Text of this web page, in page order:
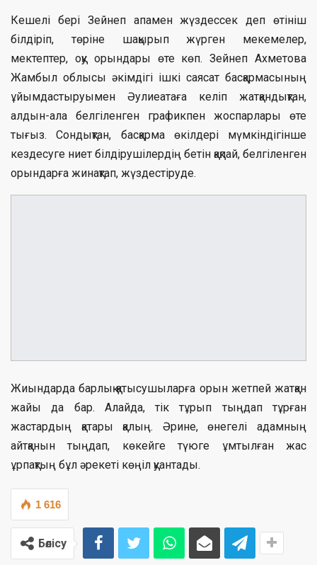
Кешелі бері Зейнеп апамен жүздессек деп өтініш
білдіріп, төріне шақырып жүрген мекемелер,
мектептер, оқу орындары өте көп. Зейнеп Ахметова
Жамбыл облысы әкімдігі ішкі саясат басқармасының
ұйымдастыруымен Әулиеатаға келіп жатқандықтан,
алдын-ала белгіленген графикпен жоспарлары өте
тығыз. Сондықтан, басқарма өкілдері мүмкіндігінше
кездесуге ниет білдірушілердің бетін қақпай, белгіленген
орындарға жинақтап, жүздестіруде.
Жиындарда барлық қатысушыларға орын жетпей жатқан
жайы да бар. Алайда, тік тұрып тыңдап тұрған
жастардың қатары қалың. Әрине, өнегелі адамның
айтқанын тыңдап, көкейге түюге ұмтылған жас
ұрпақтың бұл әрекеті көңіл қуантады.
1 616
Бөлісу